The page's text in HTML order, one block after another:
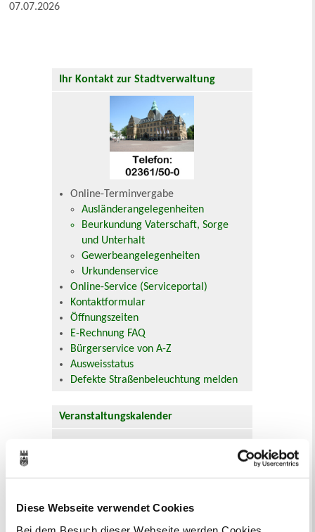
Diese Webseite verwendet Cookies
07.07.2026
Ihr Kontakt zur Stadtverwaltung
Online-Terminvergabe
Ausländerangelegenheiten
Beurkundung Vaterschaft, Sorge
und Unterhalt
Gewerbeangelegenheiten
Urkundenservice
Online-Service (Serviceportal)
Kontaktformular
Öffnungszeiten
E-Rechnung FAQ
Bürgerservice von A-Z
Ausweisstatus
Defekte Straßenbeleuchtung melden
Veranstaltungskalender
10
11 12 13 14 15